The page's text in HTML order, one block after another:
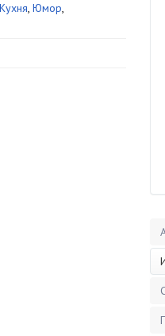
Кухня, Юмор,